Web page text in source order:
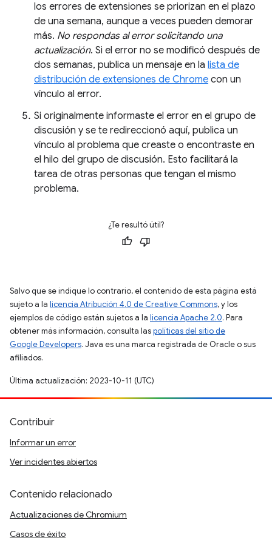
los errores de extensiones se priorizan en el plazo
de una semana, aunque a veces pueden demorar
más. No respondas al error solicitando una
actualización. Si el error no se modificó después de
dos semanas, publica un mensaje en la lista de
distribución de extensiones de Chrome con un
vínculo al error.
Si originalmente informaste el error en el grupo de
discusión y se te redireccionó aquí, publica un
vínculo al problema que creaste o encontraste en
el hilo del grupo de discusión. Esto facilitará la
tarea de otras personas que tengan el mismo
problema.
¿Te resultó útil?
Salvo que se indique lo contrario, el contenido de esta página está
sujeto a la licencia Atribución 4.0 de Creative Commons, y los
ejemplos de código están sujetos a la licencia Apache 2.0. Para
obtener más información, consulta laspolíticas del sitio de
Google Developers. Java es una marca registrada de Oracle o sus
afiliados.
Última actualización: 2023-10-11 (UTC)
Contribuir
Informar un error
Ver incidentes abiertos
Contenido relacionado
Actualizaciones de Chromium
Casos de éxito